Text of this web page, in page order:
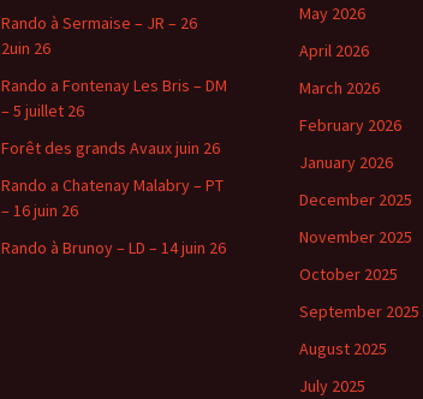
Rando à Sermaise – JR – 26
2uin 26
Rando a Fontenay Les Bris – DM
– 5 juillet 26
Forêt des grands Avaux juin 26
Rando a Chatenay Malabry – PT
– 16 juin 26
Rando à Brunoy – LD – 14 juin 26
May 2026
April 2026
March 2026
February 2026
January 2026
December 2025
November 2025
October 2025
September 2025
August 2025
July 2025